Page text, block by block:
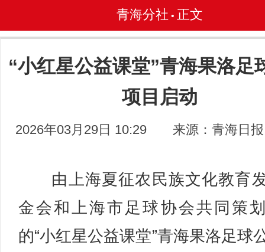
青海分社 • 正文
“小红星公益课堂”青海果洛足
项目启动
2026年03月29日 10:29 来源：青海日报
由上海夏征农民族文化教育
金会和上海市足球协会共同策
的“小红星公益课堂”青海果洛足球